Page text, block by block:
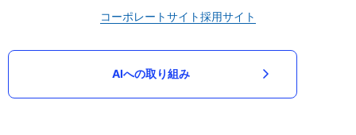
コーポレートサイト採用サイト
AIへの取り組み